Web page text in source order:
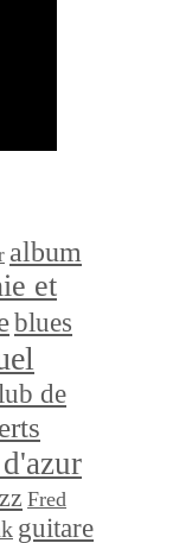
album
et
blues
de
Fred
guitare